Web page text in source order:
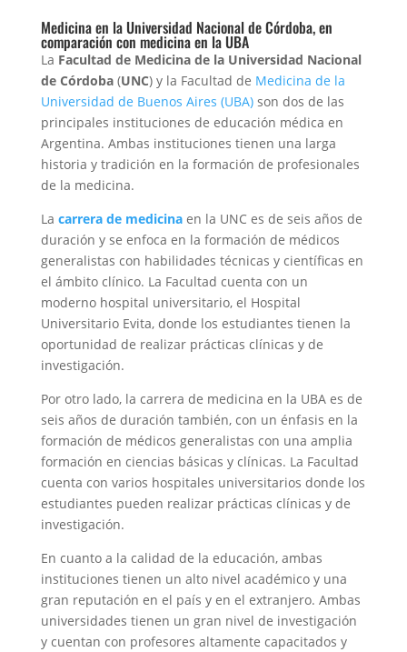
Medicina en la Universidad Nacional de Córdoba, en
comparación con medicina en la UBA
La Facultad de Medicina de la Universidad Nacional
de Córdoba(UNC) y la Facultad de Medicina de la
Universidad de Buenos Aires (UBA)son dos de las
principales instituciones de educación médica en
Argentina. Ambas instituciones tienen una larga
historia y tradición en la formación de profesionales
de la medicina.
La carrera de medicinaen la UNC es de seis años de
duración y se enfoca en la formación de médicos
generalistas con habilidades técnicas y científicas en
el ámbito clínico. La Facultad cuenta con un
moderno hospital universitario, el Hospital
Universitario Evita, donde los estudiantes tienen la
oportunidad de realizar prácticas clínicas y de
investigación.
Por otro lado, la carrera de medicina en la UBA es de
seis años de duración también, con un énfasis en la
formación de médicos generalistas con una amplia
formación en ciencias básicas y clínicas. La Facultad
cuenta con varios hospitales universitarios donde los
estudiantes pueden realizar prácticas clínicas y de
investigación.
En cuanto a la calidad de la educación, ambas
instituciones tienen un alto nivel académico y una
gran reputación en el país y en el extranjero. Ambas
universidades tienen un gran nivel de investigación
y cuentan con profesores altamente capacitados y